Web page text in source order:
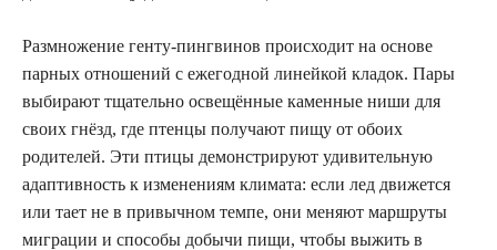
Размножение генту-пингвинов происходит на основе
парных отношений с ежегодной линейкой кладок. Пары
выбирают тщательно освещённые каменные ниши для
своих гнёзд, где птенцы получают пищу от обоих
родителей. Эти птицы демонстрируют удивительную
адаптивность к изменениям климата: если лед движется
или тает не в привычном темпе, они меняют маршруты
миграции и способы добычи пищи, чтобы выжить в